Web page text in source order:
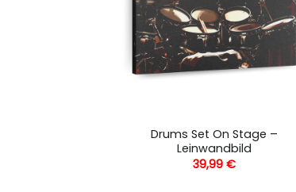
Drums Set On Stage –
Leinwandbild
39,99€